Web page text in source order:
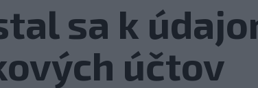
sa k
účtov